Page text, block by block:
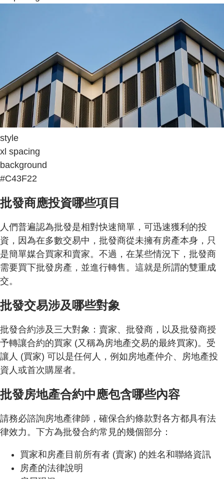
style
xl spacing
background
#C43F22
批發商應投資哪些項目
人們普遍認為批發是相對快速簡單，可迅速獲利的投
資，因為在多數交易中，批發商從未擁有房產本身，只
是簡單媒合買家和賣家。不過，在某些情況下，批發商
需要買下批發房產，並進行轉售。這就是所謂的雙重成
交。
批發交易涉及哪些對象
批發合約涉及三大對象：賣家、批發商，以及批發商授
予轉讓合約的買家 (又稱為房地產交易的最終買家)。受
讓人 (買家) 可以是任何人，例如房地產仲介、房地產投
資人或首次購屋者。
批發房地產合約中應包含哪些內容
請務必諮詢房地產律師，確保合約條款對各方都具有法
律效力。下方為批發合約常見的幾個部分：
買家和房產目前所有者 (賣家) 的姓名和聯絡資訊
房產的法律說明